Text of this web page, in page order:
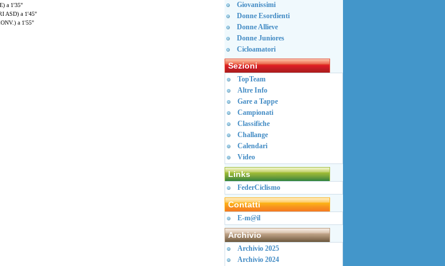
a 1'35"
ASD) a 1'45"
a 1'55"
Giovanissimi
Donne Esordienti
Donne Allieve
Donne Juniores
Cicloamatori
Sezioni
TopTeam
Altre Info
Gare a Tappe
Campionati
Classifiche
Challange
Calendari
Video
Links
FederCiclismo
Contatti
E-m@il
Archivio
Archivio 2025
Archivio 2024